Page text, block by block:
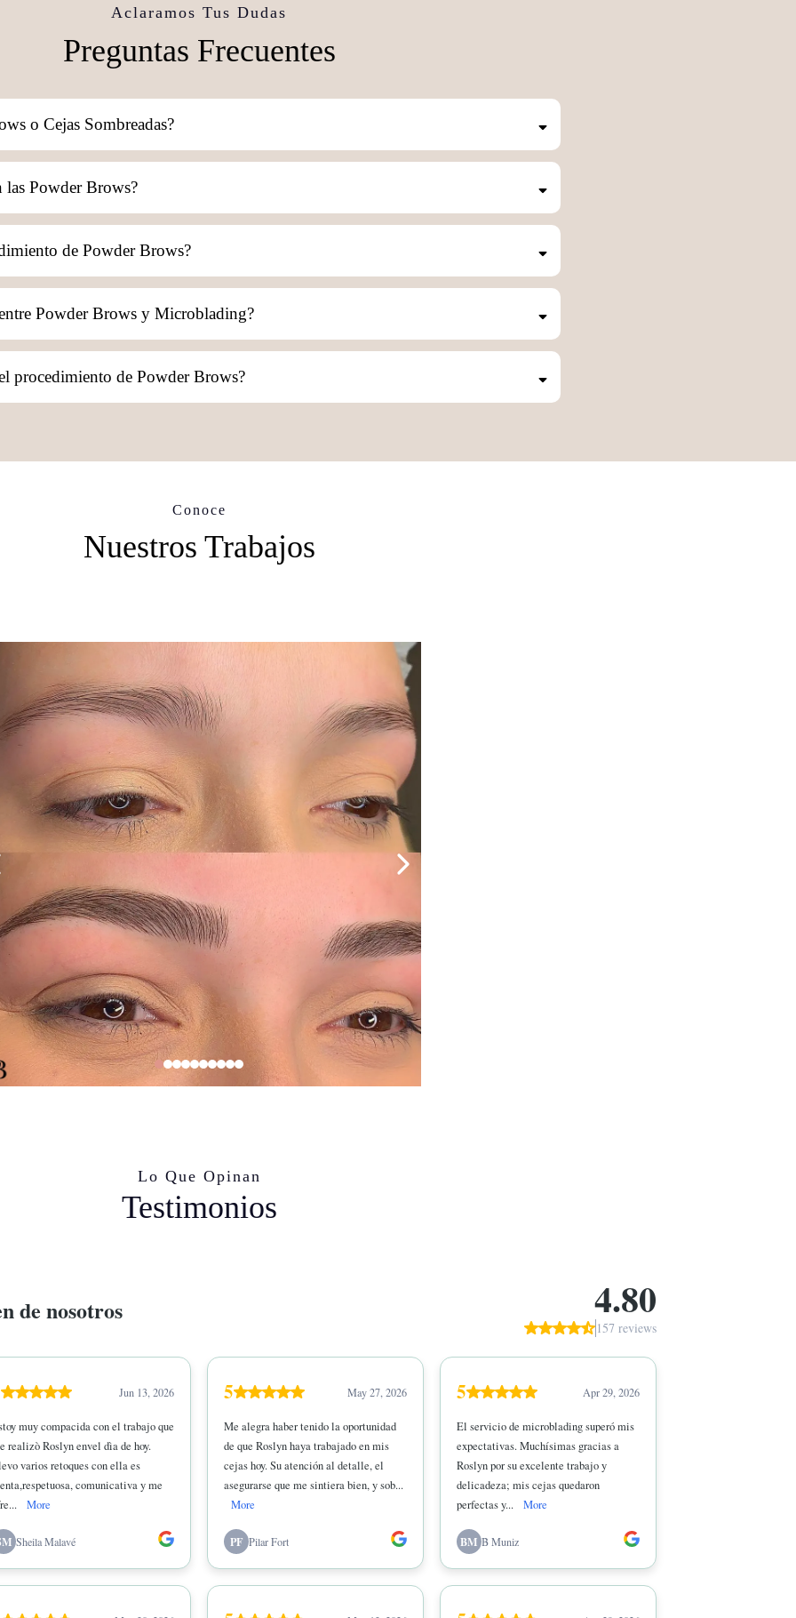
Aclaramos Tus Dudas
Preguntas Frecuentes
o Cejas Sombreadas?
Cejas Sombreadas Sombreado de Cejas
las Powder Brows?
de Powder Brows?
Powder Brows y Microblading?
procedimiento de Powder Brows?
Conoce
Nuestros Trabajos
Lo Que Opinan
Testimonios